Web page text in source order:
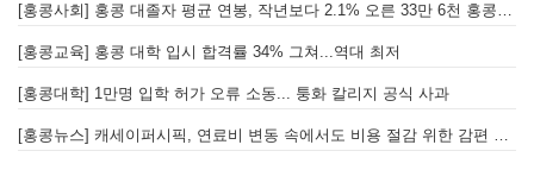
[홍콩사회] 홍콩 대졸자 평균 연봉, 작년보다 2.1% 오른 33만 6천 홍콩달러 기록
[홍콩교육] 홍콩 대학 입시 합격률 34% 그쳐...역대 최저
[홍콩대학] 1만명 입학 허가 오류 소동... 퉁화 칼리지 공식 사과
[홍콩뉴스] 캐세이퍼시픽, 연료비 변동 속에서도 비용 절감 위한 감편 계획 없어